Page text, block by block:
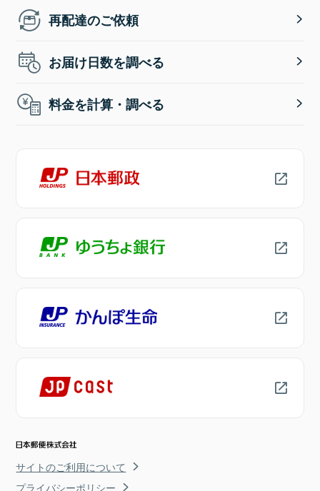
再配達のご依頼
お届け日数を調べる
料金を計算・調べる
サイトのご利用について
プライバシーポリシー